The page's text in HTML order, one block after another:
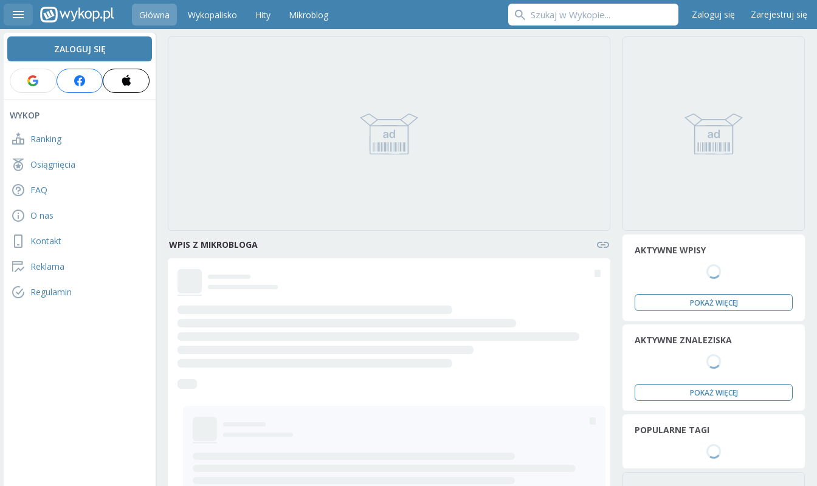
Główna Wykopalisko Hity Mikroblog Zaloguj się Zarejestruj się
ZALOGUJ SIĘ
WYKOP
Ranking
Osiągnięcia
FAQ
O nas
Kontakt
Reklama
Regulamin
WPIS Z MIKROBLOGA AKTYWNE WPISY
POKAŻ WIĘCEJ
AKTYWNE ZNALEZISKA
POKAŻ WIĘCEJ
POPULARNE TAGI